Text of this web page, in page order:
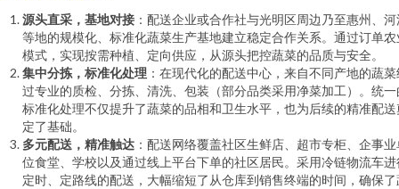
源头直采，基地对接 ：配送企业或合作社与光明区周边乃至惠州、
等地的规模化、标准化蔬菜生产基地建立稳定合作关系。通过订单农
模式，实现按需种植、定向供应，从源头把控蔬菜的品质与安全。
集中分拣，标准化处理 ：在现代化的配送中心，来自不同产地的蔬
过专业的质检、分拣、清洗、包装（部分品类采用净菜加工）。统一
标准化处理不仅提升了蔬菜的品相和卫生水平，也为后续的精准配送
定了基础。
多元配送，精准触达 ：配送网络覆盖社区生鲜店、超市专柜、企事
位食堂、学校以及通过线上平台下单的社区居民。采用冷链物流车进
定时、定路线的配送，大幅缩短了从仓库到销售终端的时间，确保了